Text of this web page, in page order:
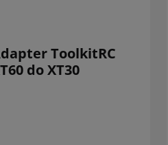
ToolkitRC
do XT30